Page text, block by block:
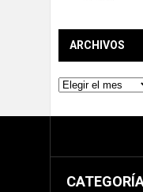
ARCHIVOS
Archivos